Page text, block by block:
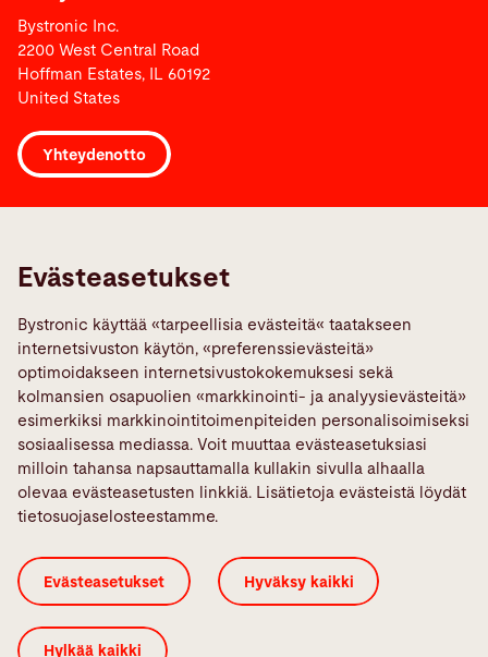
Bystronic Inc.
2200 West Central Road
Hoffman Estates, IL 60192
United States
Yhteydenotto
Quality policies
Sosiaalinen Media
Evästeiden salliminen ISO-Sertifikaatti
Oikeudelliset huomautukset Sivustosta
Tietosuojalauseke
Evästeasetukset
Bystronic käyttää «tarpeellisia evästeitä« taatakseen
internetsivuston käytön, «preferenssievästeitä»
optimoidakseen internetsivustokokemuksesi sekä
kolmansien osapuolien «markkinointi- ja analyysievästeitä»
esimerkiksi markkinointitoimenpiteiden personalisoimiseksi
sosiaalisessa mediassa. Voit muuttaa evästeasetuksiasi
milloin tahansa napsauttamalla kullakin sivulla alhaalla
olevaa evästeasetusten linkkiä. Lisätietoja evästeistä löydät
tietosuojaselosteestamme.
Evästeasetukset Hyväksy kaikki
Hylkää kaikki